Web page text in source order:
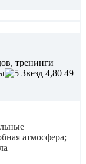
тренинги
4,80 49
атмосфера;